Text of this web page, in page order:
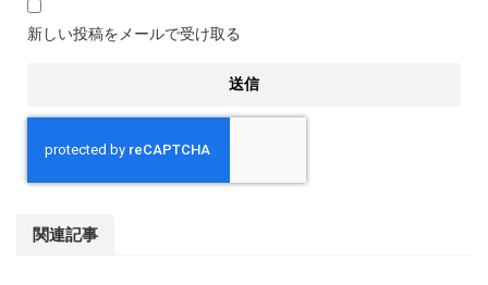
新しい投稿をメールで受け取る
関連記事